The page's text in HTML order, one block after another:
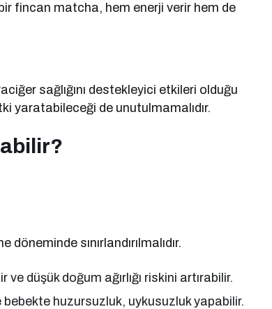
fincan matcha, hem enerji verir hem de
sağlığını destekleyici etkileri olduğu
yaratabileceği de unutulmamalıdır.
sınırlandırılmalıdır.
düşük doğum ağırlığı riskini artırabilir.
huzursuzluk, uykusuzluk yapabilir.